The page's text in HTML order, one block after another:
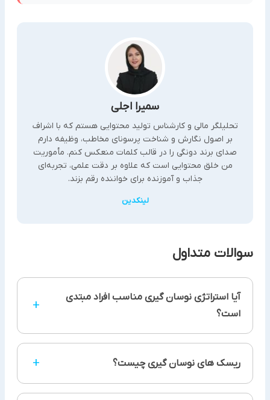
سمیرا اجلی
تحلیلگر مالی و کارشناس تولید محتوایی هستم که با اشراف
بر اصول نگارش و شناخت پرسونای مخاطب، وظیفه دارم
صدای برند دونگی را در قالب کلمات منعکس کنم. مأموریت
من خلق محتوایی است که علاوه بر دقت علمی، تجربه‌ای
جذاب و آموزنده برای خواننده رقم بزند.
لینکدین
سوالات متداول
آیا استراتژی نوسان گیری مناسب افراد مبتدی
است؟
+
برخوردار بوده، زمان کافی برای بررسی بازار را دارند و با
ابزارهایی مثل تحلیل تکنیکال آشنایی دارند. حتی افراد
ریسک های نوسان گیری چیست؟ +